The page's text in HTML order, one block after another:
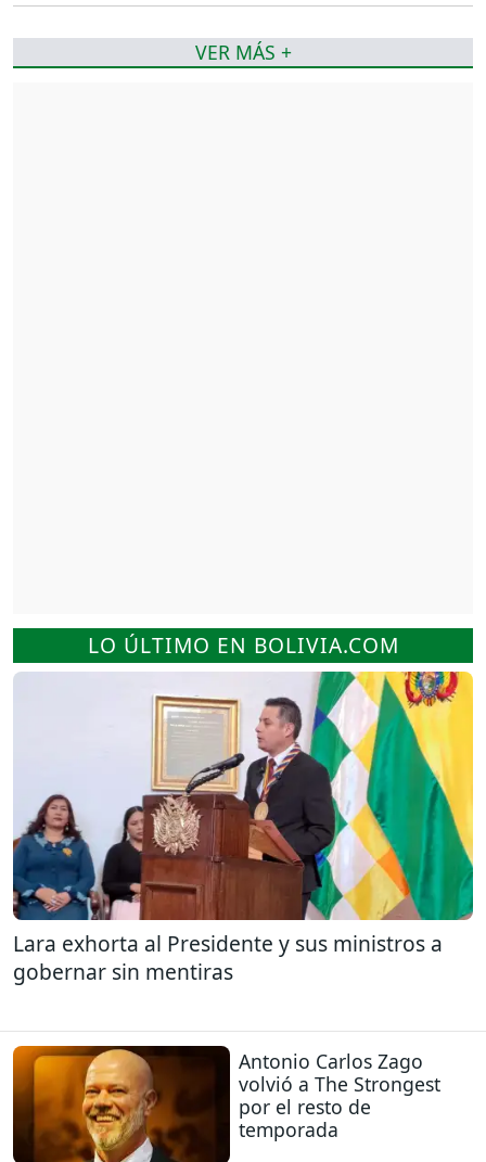
LO ÚLTIMO EN BOLIVIA.COM
Lara exhorta al Presidente y sus ministros a
gobernar sin mentiras
Antonio Carlos Zago
volvió a The Strongest
por el resto de
temporada
VER MÁS +